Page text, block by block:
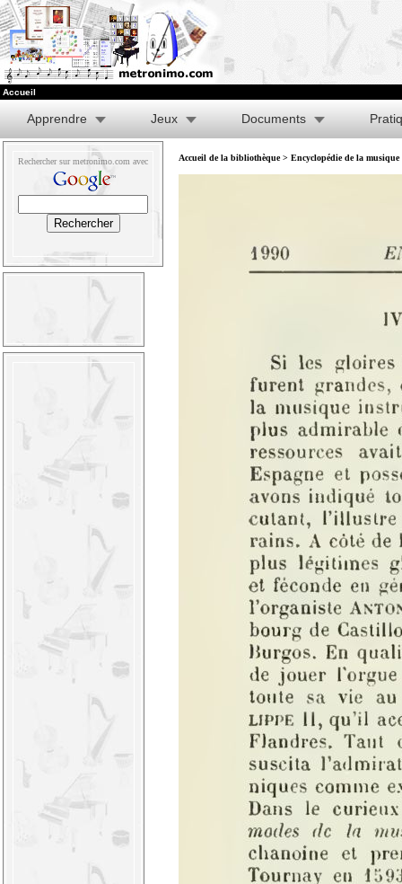
Accueil
Apprendre Jeux Documents
Rechercher sur metronimo.com avec Accueil de la bibliothèque> Encyclopédie de la